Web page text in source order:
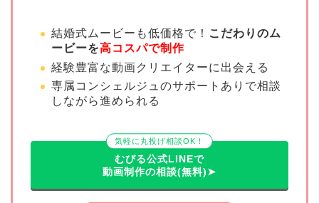
結婚式ムービーも低価格で！ こだわりのム
ービーを高コスパで制作
経験豊富な動画クリエイターに出会える
専属コンシェルジュのサポートありで相談
しながら進められる
気軽に丸投げ相談OK！
むびる公式LINEで
動画制作の相談(無料)➤